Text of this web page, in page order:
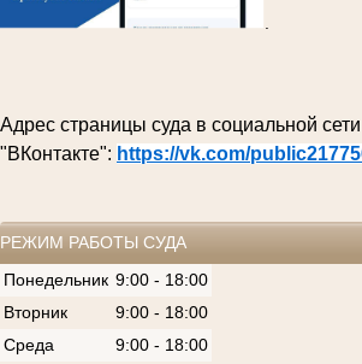
Адрес страницы суда в социальной сети
"ВКонтакте": https://vk.com/
РЕЖИМ РАБОТЫ СУДА
Понедельник 9:00 - 18:00
Вторник
9:00 - 18:00
Среда
9:00 - 18:00